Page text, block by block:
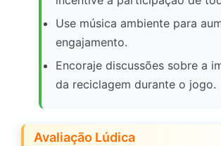
Use música ambiente para
engajamento.
Encoraje discussões sobre a
da reciclagem durante o jogo.
Avaliação Lúdica